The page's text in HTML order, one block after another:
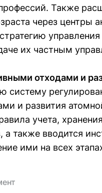
Также
через центры
их частным
отходами и
систему
и развития
учета,
также вводится
ими на всех